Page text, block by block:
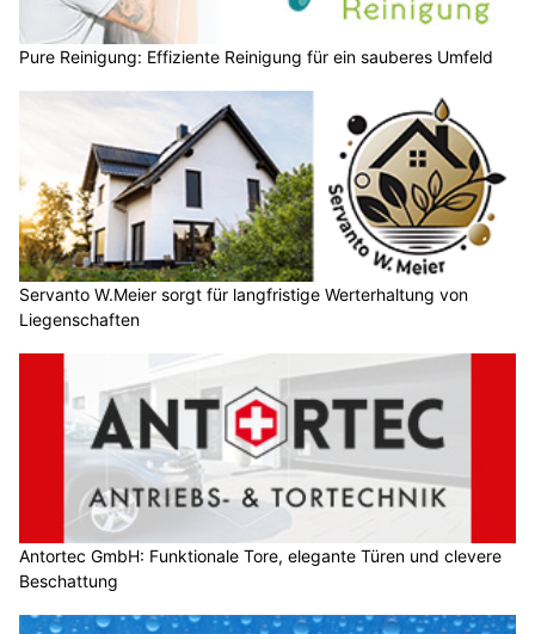
Pure Reinigung: Effiziente Reinigung für ein sauberes Umfeld
Servanto W.Meier sorgt für langfristige Werterhaltung von
Liegenschaften
Antortec GmbH: Funktionale Tore, elegante Türen und clevere
Beschattung